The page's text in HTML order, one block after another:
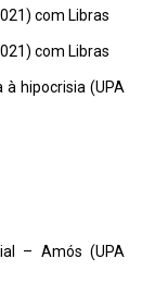
com Libras
com Libras
hipocrisia (UPA
– Amós (UPA